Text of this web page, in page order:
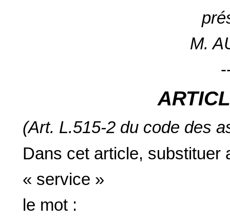
M.
(Art. L.515-2 du code des
Dans cet article, substituer
« service »
le mot :